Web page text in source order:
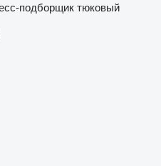
подборщик тюковый